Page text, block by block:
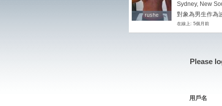
rushe
rushe
Sydney, New
對象為男生作為
在線上: 5個月前
Please
用戶名